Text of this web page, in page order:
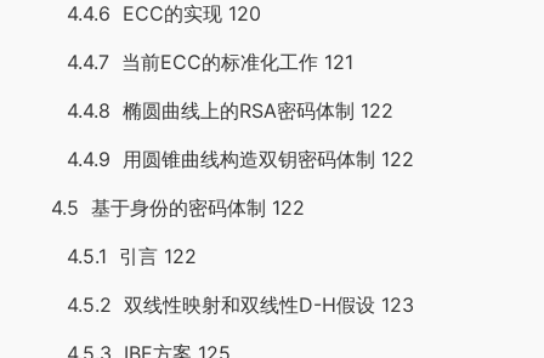
4.4.6 ECC的实现 120
4.4.7 当前ECC的标准化工作 121
4.4.8 椭圆曲线上的RSA密码体制 122
4.4.9 用圆锥曲线构造双钥密码体制 122
4.5 基于身份的密码体制 122
4.5.1 引言 122
4.5.2 双线性映射和双线性D-H假设 123
4.5.3 IBE方案 125